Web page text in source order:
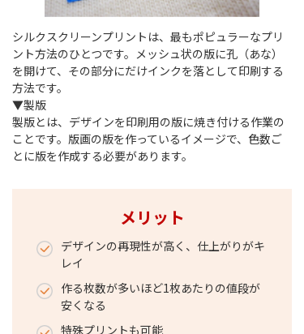
シルクスクリーンプリントは、最もポピュラーなプリ
ント方法のひとつです。メッシュ状の版に孔（あな）
を開けて、その部分にだけインクを落として印刷する
方法です。
▼製版
製版とは、デザインを印刷用の版に焼き付ける作業の
ことです。版画の版を作っているイメージで、色数ご
とに版を作成する必要があります。
メリット
デザインの再現性が高く、仕上がりがキ
レイ
作る枚数が多いほど1枚あたりの値段が
安くなる
特殊プリントも可能